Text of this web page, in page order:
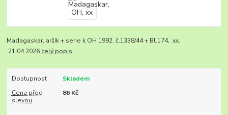
Madagaskar, aršík + serie k OH 1992, č.1338/44 + Bl.174, xx.
21.04.2026 celý popis
Dostupnost
Skladem
Cena před
slevou
86 Kč